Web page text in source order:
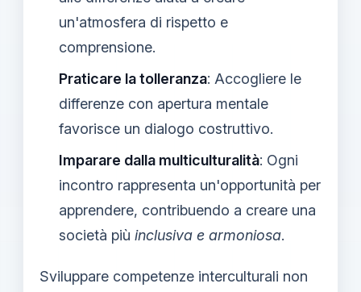
un'atmosfera di rispetto e
comprensione.
Praticare la tolleranza: Accogliere le
differenze con apertura mentale
favorisce un dialogo costruttivo.
Imparare dalla multiculturalità: Ogni
incontro rappresenta un'opportunità per
apprendere, contribuendo a creare una
società più inclusiva e armoniosa.
Sviluppare competenze interculturali non